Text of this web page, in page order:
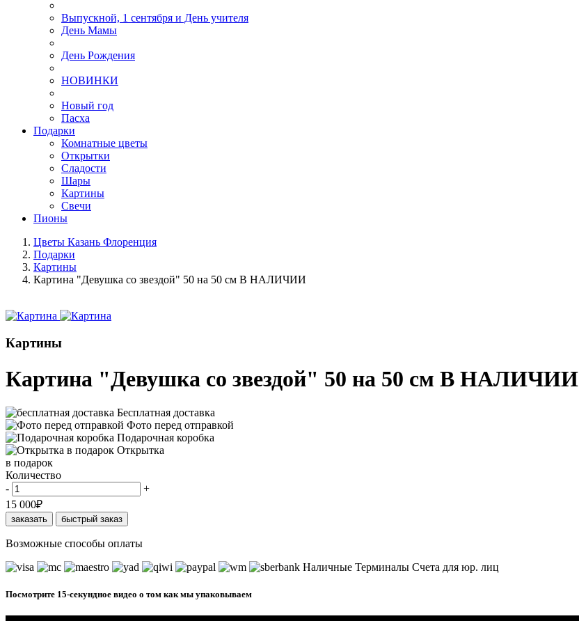
Выпускной, 1 сентября и День учителя
День Мамы
День Рождения
НОВИНКИ
Новый год
Пасха
Подарки
Комнатные цветы
Открытки
Сладости
Шары
Картины
Свечи
Пионы
Цветы Казань Флоренция
Подарки
Картины
Картина "Девушка со звездой" 50 на 50 см В НАЛИЧИИ
Картины
Картина "Девушка со звездой" 50 на 50 см В НАЛИЧИИ
Бесплатная доставка
Фото перед отправкой
Подарочная коробка
Открытка
в подарок
Количество
-
+
15 000₽
заказать быстрый заказ
Возможные способы оплаты
Наличные Терминалы Счета для юр. лиц
Посмотрите 15-секундное видео о том как мы упаковываем